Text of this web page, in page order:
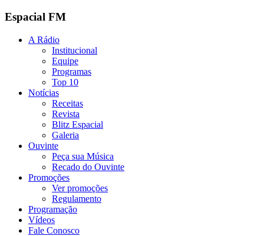
Espacial FM
A Rádio
Institucional
Equipe
Programas
Top 10
Notícias
Receitas
Revista
Blitz Espacial
Galeria
Ouvinte
Peça sua Música
Recado do Ouvinte
Promoções
Ver promoções
Regulamento
Programação
Vídeos
Fale Conosco